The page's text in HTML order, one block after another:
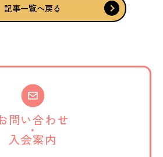
記事一覧へ戻る
問い合わせ
・
入会案内